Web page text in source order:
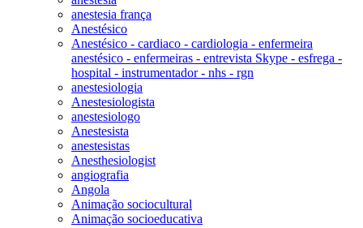
anestesia frança
Anestésico
Anestésico - cardiaco - cardiologia - enfermeira
anestésico - enfermeiras - entrevista Skype - esfrega -
hospital - instrumentador - nhs - rgn
anestesiologia
Anestesiologista
anestesiologo
Anestesista
anestesistas
Anesthesiologist
angiografia
Angola
Animação sociocultural
Animação socioeducativa